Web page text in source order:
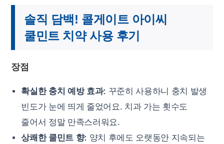
솔직 담백! 콜게이트 아이씨
쿨민트 치약 사용 후기
장점
확실한 충치 예방 효과: 꾸준히 사용하니 충치 발생
빈도가 눈에 띄게 줄었어요. 치과 가는 횟수도
줄어서 정말 만족스러워요.
상쾌한 쿨민트 향: 양치 후에도 오랫동안 지속되는